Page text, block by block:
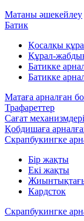
Матаны әшекейлеу
Батик
Қосалқы
Құрал-
Батикке
Батикке
Матаға арналған
Трафареттер
Сағат
Қобдишаға
Скрапбукингке
Бір жақты
Екі жақты
Кардсток
Скрапбукингке